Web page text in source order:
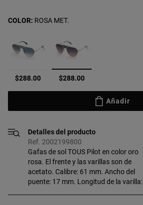
$288.00 seleccionado
$288.00
COLOR: ROSA MET.
Añadir
Detalles del producto
Ref. 2002199800
Gafas de sol TOUS Pilot en color oro
rosa. El frente y las varillas son de
acetato. Calibre: 61 mm. Ancho del
puente: 17 mm. Longitud de la varilla: